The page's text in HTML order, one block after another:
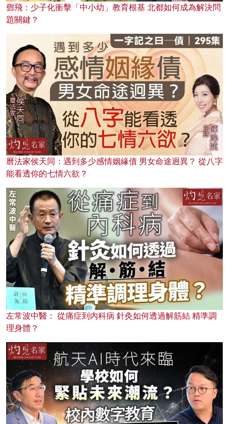
鄧飛：少子化衝擊「中小幼」教育根基 北都如何成為解決問
題關鍵？
曆法家侯天同：遇到多少感情姻緣債 男女命途迥異？ 從八字
能看透你的七情六欲？
左常波中醫： 從痛症到內科病 針灸如何透過解筋結 精準調
理身體？